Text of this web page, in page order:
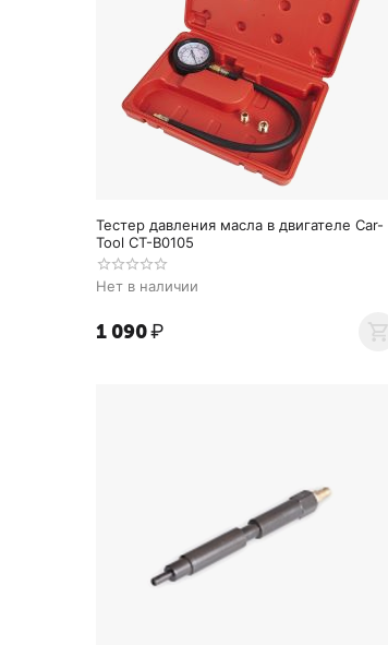
Тестер давления масла в двигателе Car-
Tool CT-B0105
Нет в наличии
1 090₽